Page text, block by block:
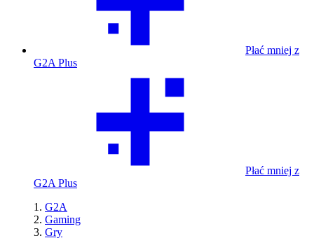
Płać mniej z
G2A Plus
Płać mniej z
G2A Plus
G2A
Gaming
Gry